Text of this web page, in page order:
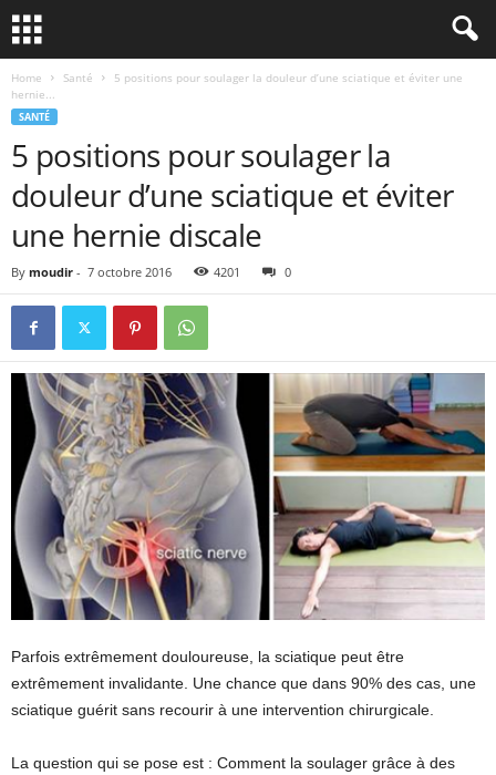
Home Santé
5 positions pour soulager la douleur d’une sciatique et éviter une
hernie...
SANTÉ
5 positions pour soulager la
douleur d’une sciatique et éviter
une hernie discale
By moudir - 7 octobre 2016 4201 0
Parfois extrêmement douloureuse, la sciatique peut être
extrêmement invalidante. Une chance que dans 90% des cas, une
sciatique guérit sans recourir à une intervention chirurgicale.
La question qui se pose est : Comment la soulager grâce à des